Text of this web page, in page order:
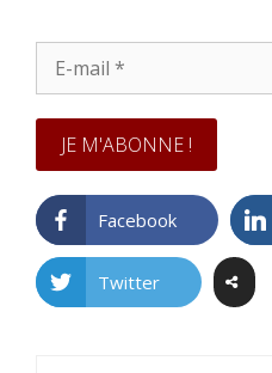
mail
Facebook
Twitter